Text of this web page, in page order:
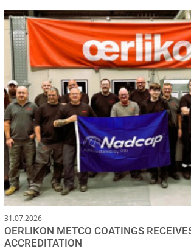
31.07.2026
OERLIKON METCO COATINGS
ACCREDITATION